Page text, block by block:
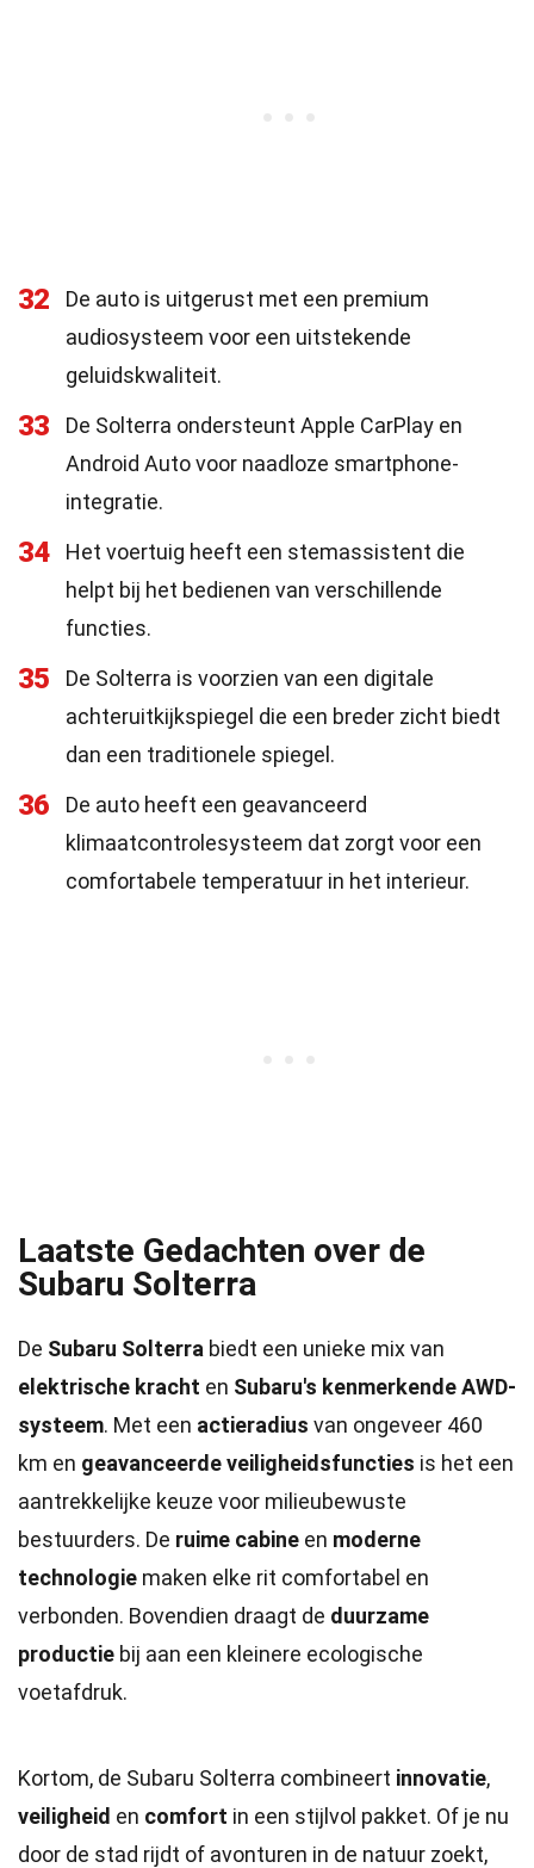
32
De auto is uitgerust met een premium
audiosysteem voor een uitstekende
geluidskwaliteit.
33
De Solterra ondersteunt Apple CarPlay en
Android Auto voor naadloze smartphone-
integratie.
34
Het voertuig heeft een stemassistent die
helpt bij het bedienen van verschillende
functies.
35
De Solterra is voorzien van een digitale
achteruitkijkspiegel die een breder zicht biedt
dan een traditionele spiegel.
36
De auto heeft een geavanceerd
klimaatcontrolesysteem dat zorgt voor een
comfortabele temperatuur in het interieur.
Laatste Gedachten over de
Subaru Solterra
De Subaru Solterra biedt een unieke mix van
elektrische kracht en Subaru's kenmerkende AWD-
systeem. Met een actieradius van ongeveer 460
km en geavanceerde veiligheidsfuncties is het een
aantrekkelijke keuze voor milieubewuste
bestuurders. De ruime cabine en moderne
technologie maken elke rit comfortabel en
verbonden. Bovendien draagt de duurzame
productie bij aan een kleinere ecologische
voetafdruk.
Kortom, de Subaru Solterra combineert innovatie,
veiligheid en comfort in een stijlvol pakket. Of je nu
door de stad rijdt of avonturen in de natuur zoekt,